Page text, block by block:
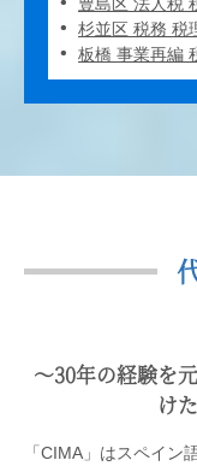
杉並区 税務 税
板橋 事業再編
〜30年の経験を
け
「CIMA」はスペイン